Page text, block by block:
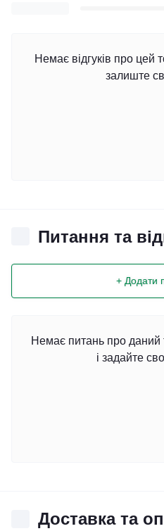
Немає відгуків про цей
залиште
Питання та
+ Додати
Немає питань про даний
і задайте
Доставка та